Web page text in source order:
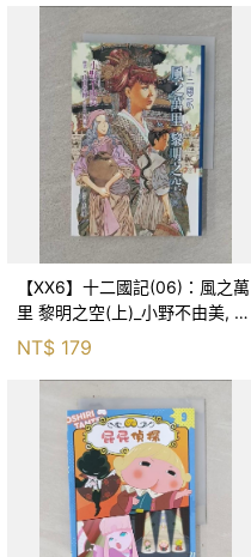
【XX6】十二國記(06)：風之萬
里 黎明之空(上)_小野不由美, 王
蘊潔
NT$ 179